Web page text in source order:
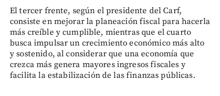
El tercer frente, según el presidente del Carf,
consiste en mejorar la planeación fiscal para hacerla
más creíble y cumplible, mientras que el cuarto
busca impulsar un crecimiento económico más alto
y sostenido, al considerar que una economía que
crezca más genera mayores ingresos fiscales y
facilita la estabilización de las finanzas públicas.